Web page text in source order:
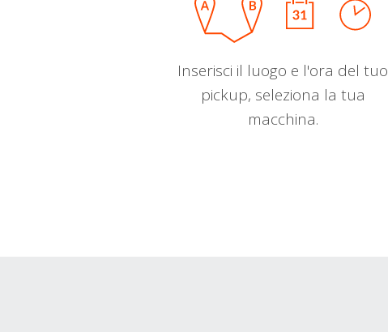
Inserisci il luogo e l'ora del tuo
pickup, seleziona la tua
macchina.